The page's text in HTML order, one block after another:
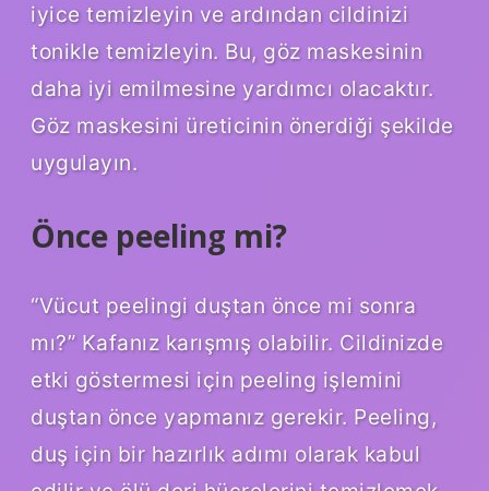
iyice temizleyin ve ardından cildinizi
tonikle temizleyin. Bu, göz maskesinin
daha iyi emilmesine yardımcı olacaktır.
Göz maskesini üreticinin önerdiği şekilde
uygulayın.
Önce peeling mi?
“Vücut peelingi duştan önce mi sonra
mı?” Kafanız karışmış olabilir. Cildinizde
etki göstermesi için peeling işlemini
duştan önce yapmanız gerekir. Peeling,
duş için bir hazırlık adımı olarak kabul